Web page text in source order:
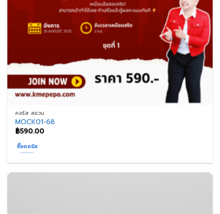
คอร์ส สอวน.
MOCK01-68
฿590.00
ซื้อคอร์ส